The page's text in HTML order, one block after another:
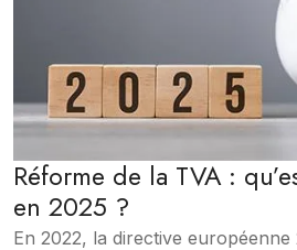
Réforme de la TVA :
en 2025 ?
En 2022, la directive européenne